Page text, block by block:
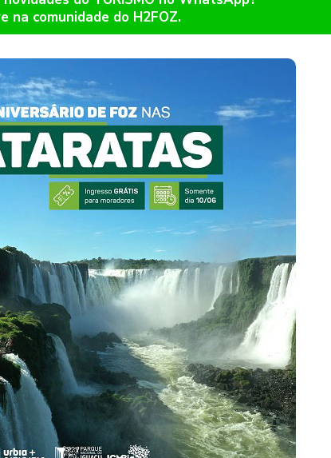
na comunidade do H2FOZ.